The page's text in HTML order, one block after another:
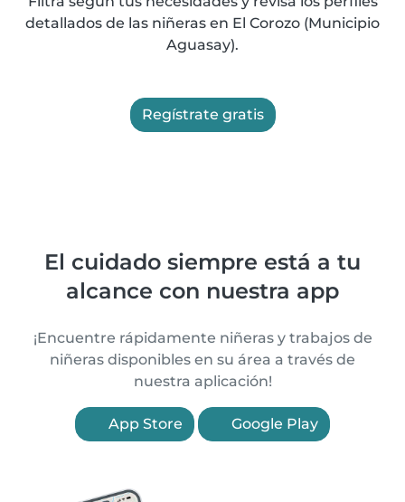
detallados de las niñeras en El Corozo (Municipio
Aguasay).
Regístrate gratis
El cuidado siempre está a tu
alcance con nuestra app
¡Encuentre rápidamente niñeras y trabajos de
niñeras disponibles en su área a través de
nuestra aplicación!
App Store Google Play